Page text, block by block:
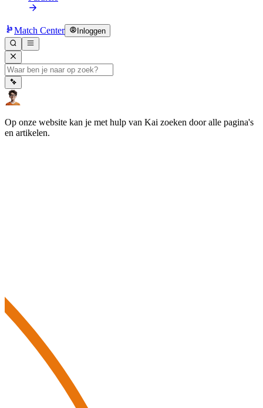
Match Center Inloggen
Op onze website kan je met hulp van Kai zoeken door alle pagina's
en artikelen.